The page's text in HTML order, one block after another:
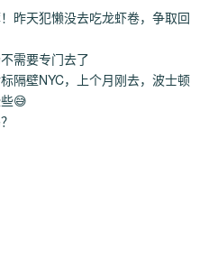
昨天犯懒没去吃龙虾卷，争取回
需要专门去了
隔壁NYC，上个月刚去，波士顿
😅